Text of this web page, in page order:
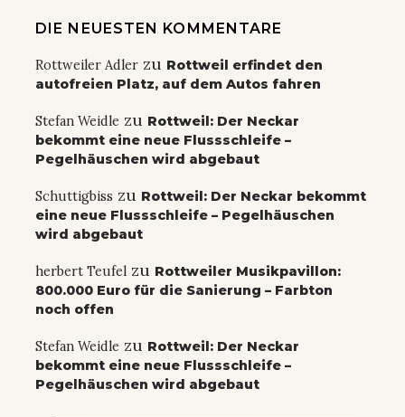
DIE NEUESTEN KOMMENTARE
Rottweiler Adler zu Rottweil erfindet den
autofreien Platz, auf dem Autos fahren
Stefan Weidle zu Rottweil: Der Neckar
bekommt eine neue Flussschleife –
Pegelhäuschen wird abgebaut
Schuttigbiss zu Rottweil: Der Neckar bekommt
eine neue Flussschleife – Pegelhäuschen
wird abgebaut
herbert Teufel zu Rottweiler Musikpavillon:
800.000 Euro für die Sanierung – Farbton
noch offen
Stefan Weidle zu Rottweil: Der Neckar
bekommt eine neue Flussschleife –
Pegelhäuschen wird abgebaut